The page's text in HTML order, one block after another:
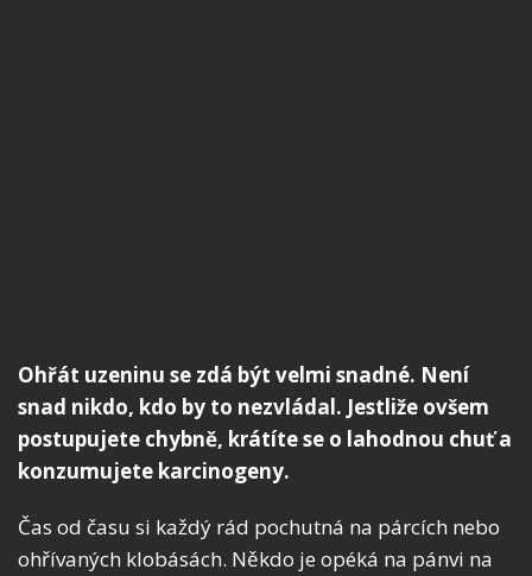
Ohřát uzeninu se zdá být velmi snadné. Není
snad nikdo, kdo by to nezvládal. Jestliže ovšem
postupujete chybně, krátíte se o lahodnou chuť a
konzumujete karcinogeny.
Čas od času si každý rád pochutná na párcích nebo
ohřívaných klobásách. Někdo je opéká na pánvi na